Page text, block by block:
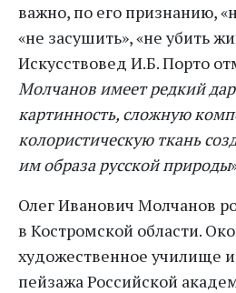
важно, по его признанию,
«не засушить», «не убить
Искусствовед И.Б. Порто
Молчанов имеет редкий
картинность, сложную
колористическую ткань
им образа русской природы
Олег Иванович Молчанов
в Костромской области.
художественное училище
пейзажа Российской